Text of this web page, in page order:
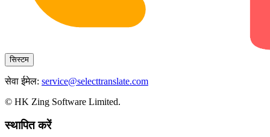
सिस्टम
सेवा ईमेल: service@selecttranslate.com
© HK Zing Software Limited.
स्थापित करें